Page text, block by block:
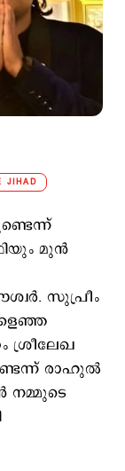
JIHAD
മുന്‍
സുപ്രീം
ശ്രീലേഖ
രാഹുല്‍
നമ്മുടെ